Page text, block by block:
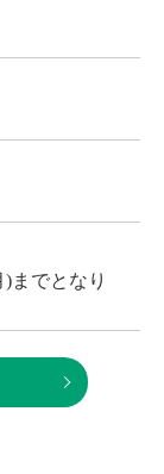
までとなり
公開しまし